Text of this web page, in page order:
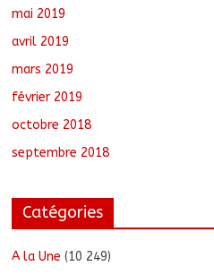
mai 2019
avril 2019
mars 2019
février 2019
octobre 2018
septembre 2018
Catégories
A la Une (10 249)